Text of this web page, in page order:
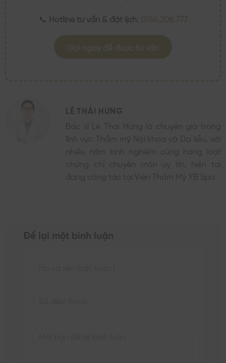
📞 Hotline tư vấn & đặt lịch:
LÊ THÁI HƯNG
Bác sĩ Lê Thái Hưng là chuyên gia trong
lĩnh vực Thẩm mỹ Nội khoa và Da liễu, với
nhiều năm kinh nghiệm cùng hàng loạt
chứng chỉ chuyên môn uy tín, hiện tại
đang công tác tại Viện Thẩm Mỹ YB Spa.
Để lại một bình luận